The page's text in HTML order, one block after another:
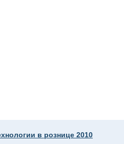
в рознице 2010